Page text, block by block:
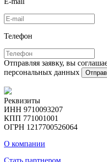
Телефон
Отправляя заявку, вы
персональных данных
Реквизиты
ИНН 9710093207
КПП 771001001
ОГРН 1217700526064
О компании
Стать партнером